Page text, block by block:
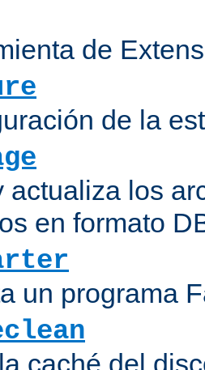
de
de la
actualiza los
en formato
un programa
caché del